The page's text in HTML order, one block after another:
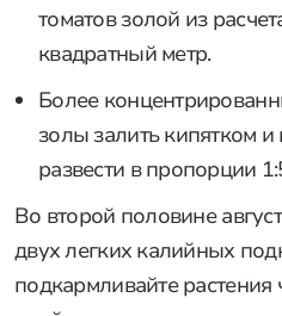
томатов золой из
квадратный метр.
Более
золы залить кипятком и
развести в пропорции
Во второй половине
двух легких калийных
подкармливайте